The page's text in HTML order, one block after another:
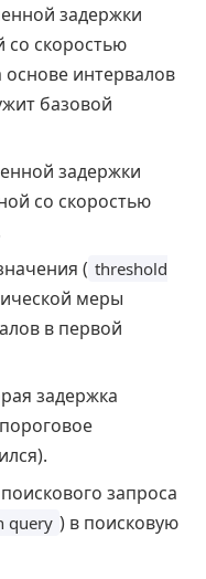
задержки
со скоростью
интервалов
базовой
задержки
со скоростью
( threshold
меры
в первой
задержка
запроса
query ) в поисковую